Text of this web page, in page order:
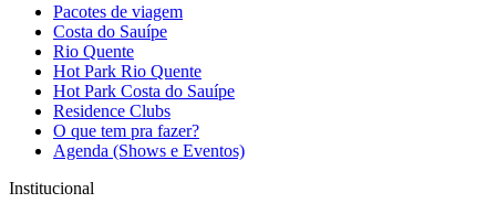
Pacotes de viagem
Costa do Sauípe
Rio Quente
Hot Park Rio Quente
Hot Park Costa do Sauípe
Residence Clubs
O que tem pra fazer?
Agenda (Shows e Eventos)
Institucional